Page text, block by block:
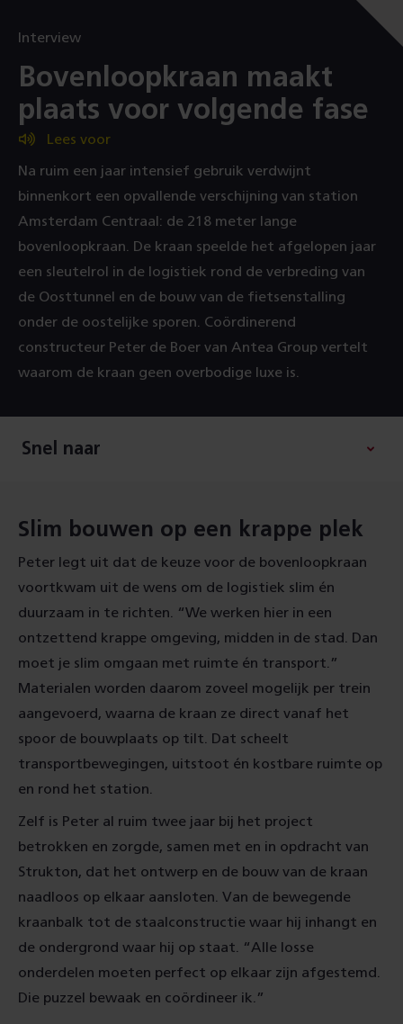
Interview
:Bovenloopkraan maakt
plaats voor volgende fase
Lees voor
Na ruim een jaar intensief gebruik verdwijnt
binnenkort een opvallende verschijning van station
Amsterdam Centraal: de 218 meter lange
bovenloopkraan. De kraan speelde het afgelopen jaar
een sleutelrol in de logistiek rond de verbreding van
de Oosttunnel en de bouw van de fietsenstalling
onder de oostelijke sporen. Coördinerend
constructeur Peter de Boer van Antea Group vertelt
waarom de kraan geen overbodige luxe is.
Snel naar
Slim bouwen op een krappe plek
Peter legt uit dat de keuze voor de bovenloopkraan
voortkwam uit de wens om de logistiek slim én
duurzaam in te richten. “We werken hier in een
ontzettend krappe omgeving, midden in de stad. Dan
moet je slim omgaan met ruimte én transport.”
Materialen worden daarom zoveel mogelijk per trein
aangevoerd, waarna de kraan ze direct vanaf het
spoor de bouwplaats op tilt. Dat scheelt
transportbewegingen, uitstoot én kostbare ruimte op
en rond het station.
Zelf is Peter al ruim twee jaar bij het project
betrokken en zorgde, samen met en in opdracht van
Strukton, dat het ontwerp en de bouw van de kraan
naadloos op elkaar aansloten. Van de bewegende
kraanbalk tot de staalconstructie waar hij inhangt en
de ondergrond waar hij op staat. “Alle losse
onderdelen moeten perfect op elkaar zijn afgestemd.
Die puzzel bewaak en coördineer ik.”